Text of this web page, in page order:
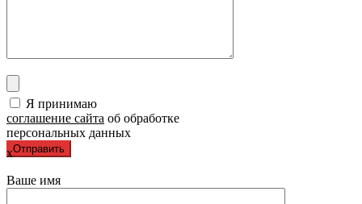
Я принимаю
соглашение сайта об обработке
персональных данных
x
Ваше имя